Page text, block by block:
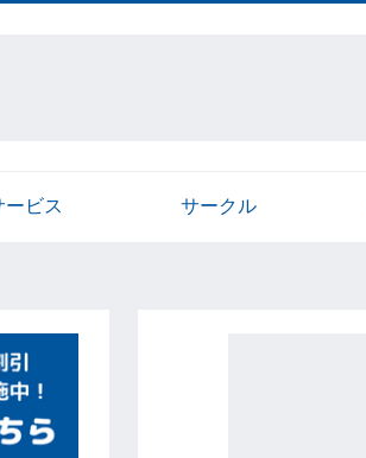
ービス サークル